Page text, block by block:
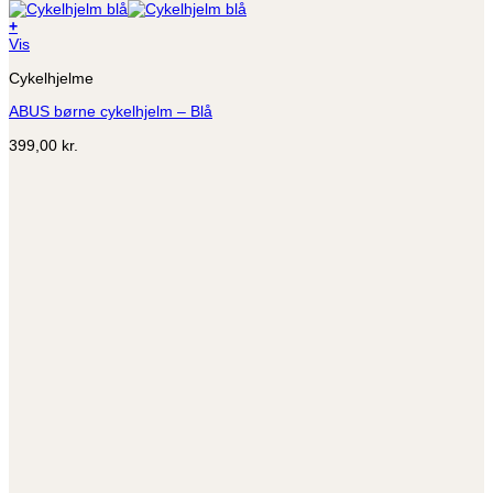
+
Dette
har
varianter.
kan
Vis
Cykelhjelme
ABUS børne cykelhjelm – Blå
399,00 kr.